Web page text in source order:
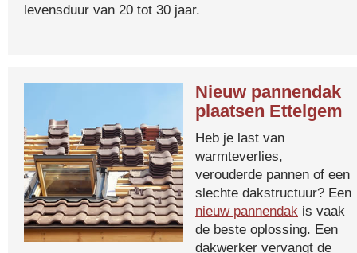
levensduur van 20 tot 30 jaar.
Nieuw pannendak
plaatsen Ettelgem
Heb je last van
warmteverlies,
verouderde pannen of een
slechte dakstructuur? Een
nieuw pannendak is vaak
de beste oplossing. Een
dakwerker vervangt de